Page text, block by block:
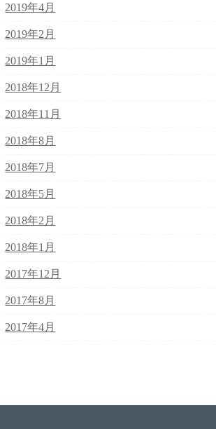
2019年4月
2019年2月
2019年1月
2018年12月
2018年11月
2018年8月
2018年7月
2018年5月
2018年2月
2018年1月
2017年12月
2017年8月
2017年4月